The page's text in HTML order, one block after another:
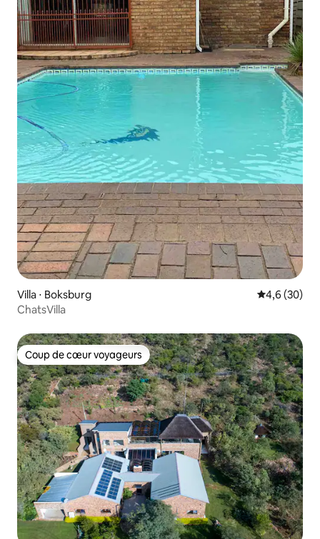
Villa ⋅ Boksburg Évaluation
4,6 (30)
ChatsVilla
Coup de cœur voyageurs
Coup de cœur voyageurs